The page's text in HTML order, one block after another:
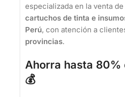
especializada en la venta de
cartuchos de tinta e
Perú, con atención a
provincias.
Ahorra hasta 80%
💰